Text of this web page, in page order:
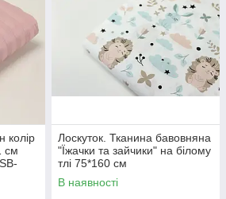
колір
см
Лоскуток. Тканина бавовняна
"Їжачки та зайчики" на білому
тлі 75*160 см
В наявності